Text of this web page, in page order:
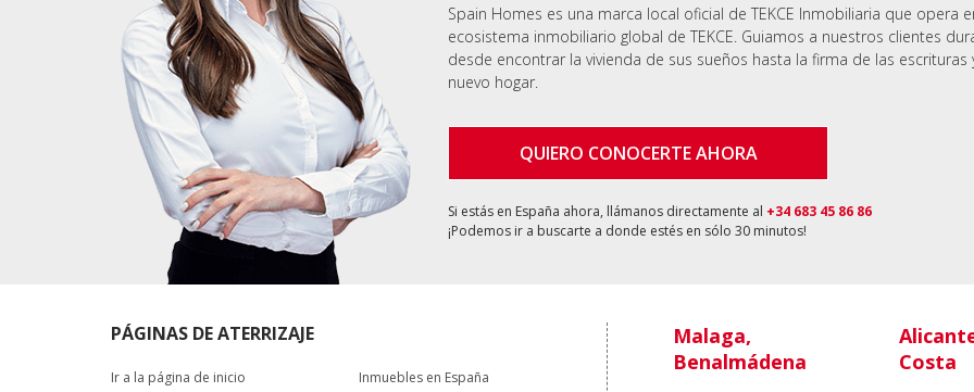
Spain Homes es una marca local oficial de TEKCE Inmobiliaria que opera
ecosistema inmobiliario global de TEKCE. Guiamos a nuestros clientes
desde encontrar la vivienda de sus sueños hasta la firma de las escrituras
nuevo hogar.
QUIERO CONOCERTE AHORA
Si estás en España ahora, llámanos directamente al +34 683 45 86 86
¡Podemos ir a buscarte a donde estés en sólo 30 minutos!
PÁGINAS DE ATERRIZAJE
Ir a la página de inicio Inmuebles en España
Malaga,
Benalmádena
Costa